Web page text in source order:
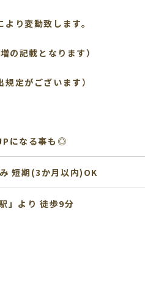
り変動致します。
の記載となります）
定がございます）
になる事も◎
短期(3か月以内)OK
」より 徒歩9分